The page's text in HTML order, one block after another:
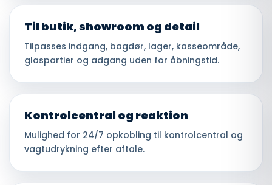
Til butik, showroom og detail
Tilpasses indgang, bagdør, lager, kasseområde,
glaspartier og adgang uden for åbningstid.
Kontrolcentral og reaktion
Mulighed for 24/7 opkobling til kontrolcentral og
vagtudrykning efter aftale.